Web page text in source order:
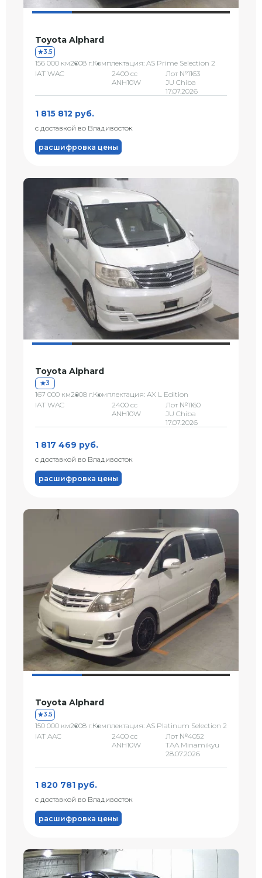
Toyota Alphard
3.5
156 000 км2008 г.Комплектация: AS Prime Selection 2
IAT WAC
2400 сс
ANH10W
Лот №1163
JU Chiba
17.07.2026
1 815 812 руб.
с доставкой во Владивосток
расшифровка цены
Toyota Alphard
3
167 000 км2008 г.Комплектация: AX L Edition
IAT WAC
2400 сс
ANH10W
Лот №1160
JU Chiba
17.07.2026
1 817 469 руб.
с доставкой во Владивосток
расшифровка цены
Toyota Alphard
3.5
150 000 км2008 г.Комплектация: AS Platinum Selection 2
IAT AAC
2400 сс
ANH10W
Лот №4052
TAA Minamikyu
28.07.2026
1 820 781 руб.
с доставкой во Владивосток
расшифровка цены